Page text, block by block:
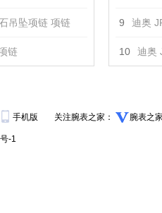
吊坠项链 项链
链
9 迪奥
10 迪奥
手机版 关注腕表之家： 腕表之
-1